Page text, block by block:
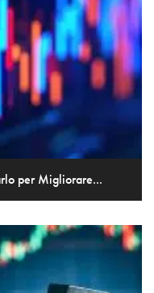
per Migliorare...